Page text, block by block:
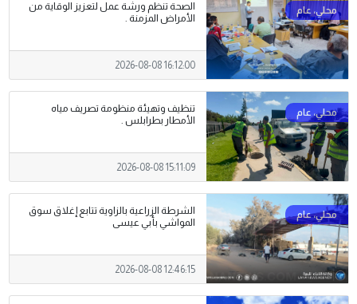
الصحة تنظم ورشة عمل لتعزيز الوقاية من
الأمراض المزمنة .
2026-08-08 16:12:00
تنظيف وتهيئة منظومة تصريف مياه
الأمطار بطرابلس .
2026-08-08 15:11:09
الشرطة الزراعية بالزاوية تتابع إغلاق سوق
المواشي بأبي عيسى
2026-08-08 12:46:15